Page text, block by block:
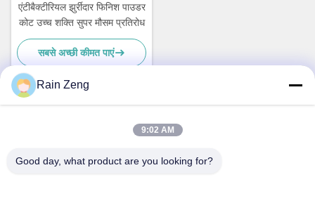
एंटीबैक्टीरियल झुर्रीदार फिनिश पाउडर
कोट उच्च शक्ति सुपर मौसम प्रतिरोध
सबसे अच्छी कीमत पाएं
पता
Rain Zeng
9:02 AM
Good day, what product are you looking for?